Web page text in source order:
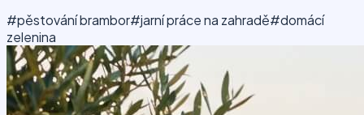
#pěstování brambor#jarní práce na zahradě#domácí
zelenina